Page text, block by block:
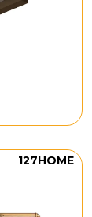
127HOME